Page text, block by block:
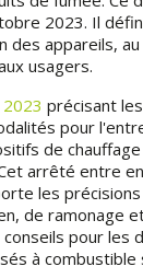
2023. Il
des appareils,
usagers.
précisant
pour
de
arrêté entre
les précisions
de ramonage
pour les
à combustible